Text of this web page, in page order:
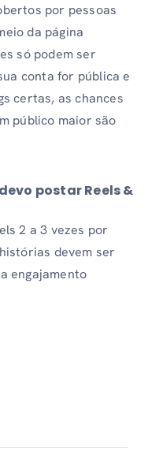
por pessoas
da página
só podem ser
conta for pública e
certas, as chances
público maior são
postar Reels &
2 a 3 vezes por
devem ser
engajamento